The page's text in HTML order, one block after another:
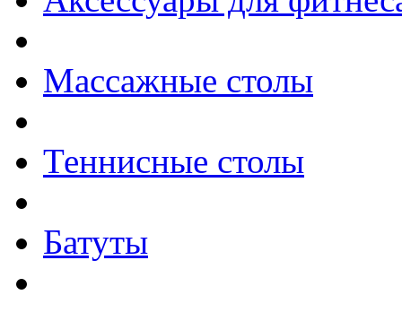
Массажные столы
Теннисные столы
Батуты